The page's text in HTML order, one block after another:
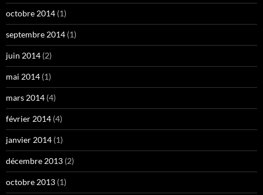
octobre 2014 (1)
septembre 2014 (1)
juin 2014 (2)
mai 2014 (1)
mars 2014 (4)
février 2014 (4)
janvier 2014 (1)
décembre 2013 (2)
octobre 2013 (1)